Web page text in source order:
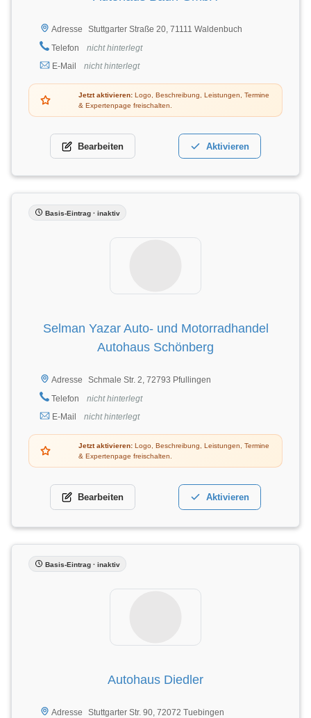
Adresse
Stuttgarter Straße 20, 71111 Waldenbuch
Telefon
nicht hinterlegt
E-Mail
nicht hinterlegt
Jetzt aktivieren: Logo, Beschreibung, Leistungen, Termine
& Expertenpage freischalten.
Bearbeiten Aktivieren
Basis-Eintrag · inaktiv
Selman Yazar Auto- und Motorradhandel
Autohaus Schönberg
Adresse
Schmale Str. 2, 72793 Pfullingen
Telefon
nicht hinterlegt
E-Mail
nicht hinterlegt
Jetzt aktivieren: Logo, Beschreibung, Leistungen, Termine
& Expertenpage freischalten.
Bearbeiten Aktivieren
Basis-Eintrag · inaktiv
Autohaus Diedler
Adresse
Stuttgarter Str. 90, 72072 Tuebingen